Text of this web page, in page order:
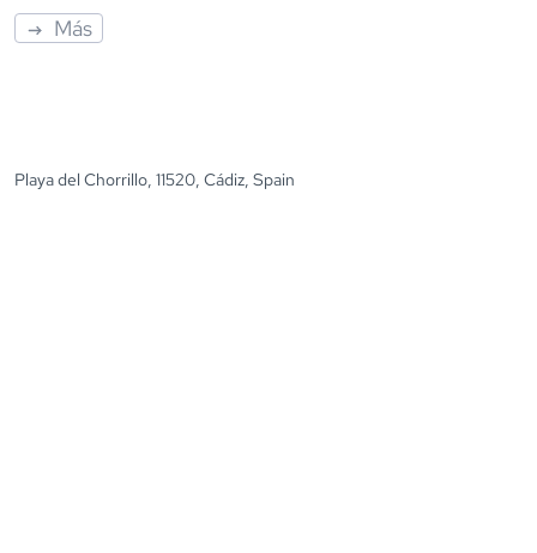
Más
Playa del Chorrillo, 11520, Cádiz, Spain